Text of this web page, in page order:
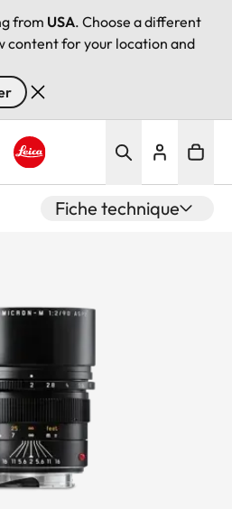
from USA. Choose a different
content for your location and
Fiche technique